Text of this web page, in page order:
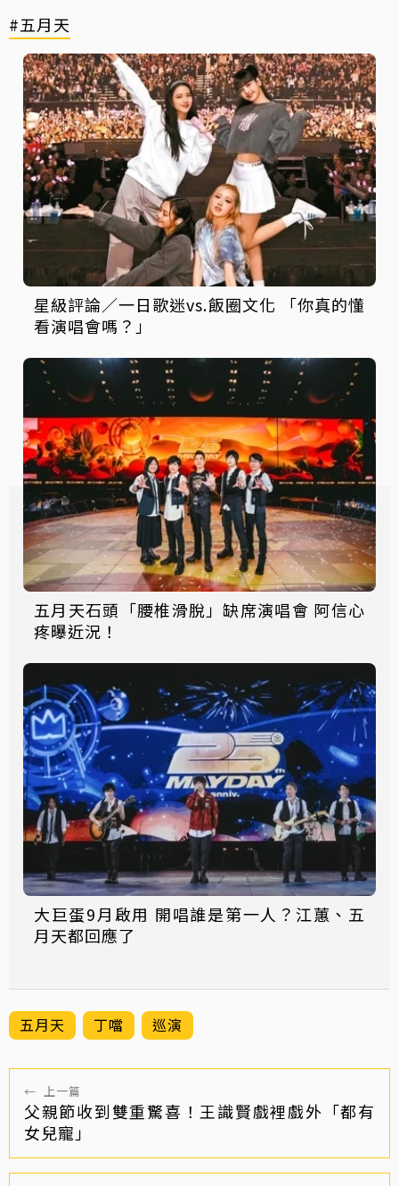
#五月天
星級評論／一日歌迷vs.飯圈文化 「你真的懂
看演唱會嗎？」
五月天石頭「腰椎滑脫」缺席演唱會 阿信心
疼曝近況！
大巨蛋9月啟用 開唱誰是第一人？江蕙、五
月天都回應了
五月天 丁噹 巡演
← 上一篇
父親節收到雙重驚喜！王識賢戲裡戲外「都有
女兒寵」